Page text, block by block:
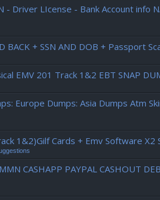
- Driver LIcense - Bank Account info
BACK + SSN AND DOB + Passport
EMV 201 Track 1&2 EBT SNAP
Europe Dumps: Asia Dumps Atm
1&2)Gilf Cards + Emv Software X2
CASHAPP PAYPAL CASHOUT